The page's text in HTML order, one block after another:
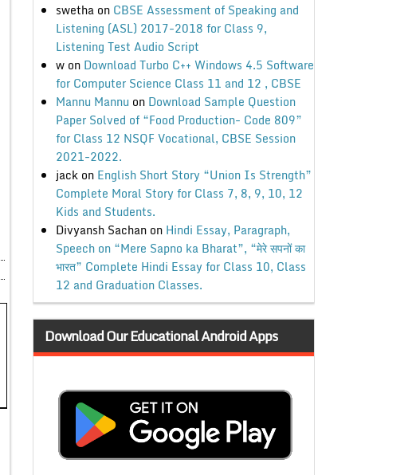
swethaon CBSE Assessment of Speaking and
Listening (ASL) 2017-2018 for Class 9,
Listening Test Audio Script
won Download Turbo C++ Windows 4.5 Software
for Computer Science Class 11 and 12 , CBSE
Mannu Mannu on Download Sample Question
Paper Solved of “Food Production- Code 809”
for Class 12 NSQF Vocational, CBSE Session
2021-2022.
jackon English Short Story “Union Is Strength”
Complete Moral Story for Class 7, 8, 9, 10, 12
Kids and Students.
Divyansh Sachanon Hindi Essay, Paragraph,
Speech on “Mere Sapno ka Bharat”, “मेरे सपनों का
भारत” Complete Hindi Essay for Class 10, Class
12 and Graduation Classes.
Download Our Educational Android Apps